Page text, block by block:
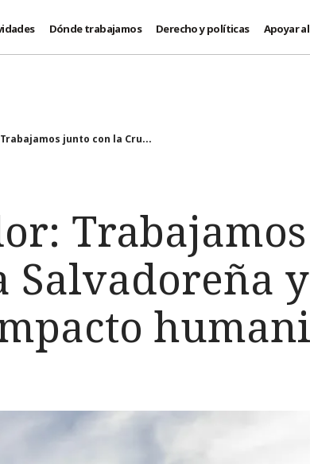
Dónde trabajamos Derecho y políticas Apoyar al
junto con la Cru...
Salvadoreña